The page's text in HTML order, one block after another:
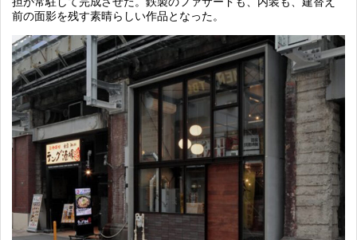
前の面影を残す素晴らしい作品となった。